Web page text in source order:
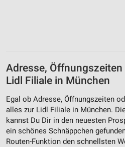
Adresse,
Lidl Filiale in München
Egal ob Adresse, Öffnungszeiten
alles zur Lidl Filiale in München.
kannst Du Dir in den neuesten
ein schönes Schnäppchen
Routen-Funktion den schnellsten